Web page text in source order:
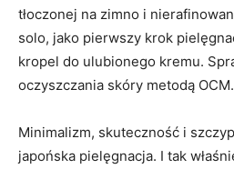
tłoczonej na zimno i
solo, jako pierwszy krok
kropel do ulubionego kremu.
oczyszczania skóry metodą OCM.
Minimalizm, skuteczność i
japońska pielęgnacja. I tak